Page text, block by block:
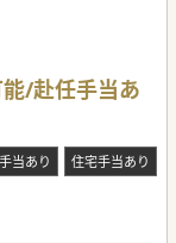
能/赴任手当あ
当あり 住宅手当あり